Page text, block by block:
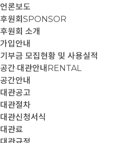
언론보도
후원회 SPONSOR
후원회 소개
가입안내
기부금 모집현황 및 사용실적
공간·대관안내 RENTAL
공간안내
대관공고
대관절차
대관신청서식
대관료